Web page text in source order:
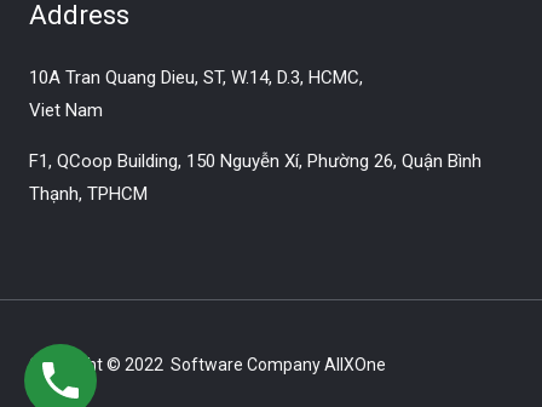
Address
10A Tran Quang Dieu, ST, W.14, D.3, HCMC,
Viet Nam
F1, QCoop Building, 150 Nguyễn Xí, Phường 26, Quận Bình
Thạnh, TPHCM
Copyright © 2022 Software Company AllXOne